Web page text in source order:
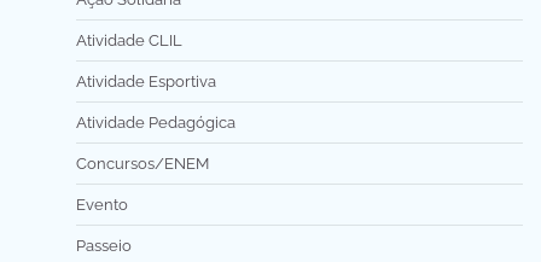
Atividade CLIL
Atividade Esportiva
Atividade Pedagógica
Concursos/ENEM
Evento
Passeio